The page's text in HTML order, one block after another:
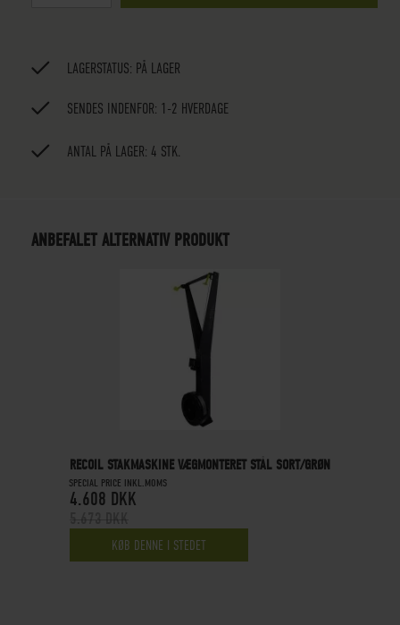
LAGERSTATUS: PÅ LAGER
SENDES INDENFOR: 1-2 HVERDAGE
ANTAL PÅ LAGER: 4 STK.
ANBEFALET ALTERNATIV PRODUKT
RECOIL STAKMASKINE VÆGMONTERET STÅL SORT/GRØN
SPECIAL PRICE INKL.MOMS
4.608 DKK
5.673 DKK
KØB DENNE I STEDET